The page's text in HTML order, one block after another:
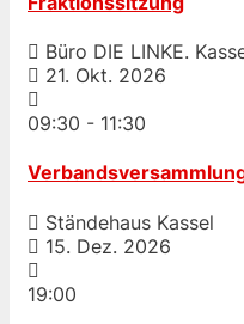
Büro DIE LINKE.
21. Okt. 2026
09:30 - 11:30
Ständehaus Kassel
15. Dez. 2026
19:00